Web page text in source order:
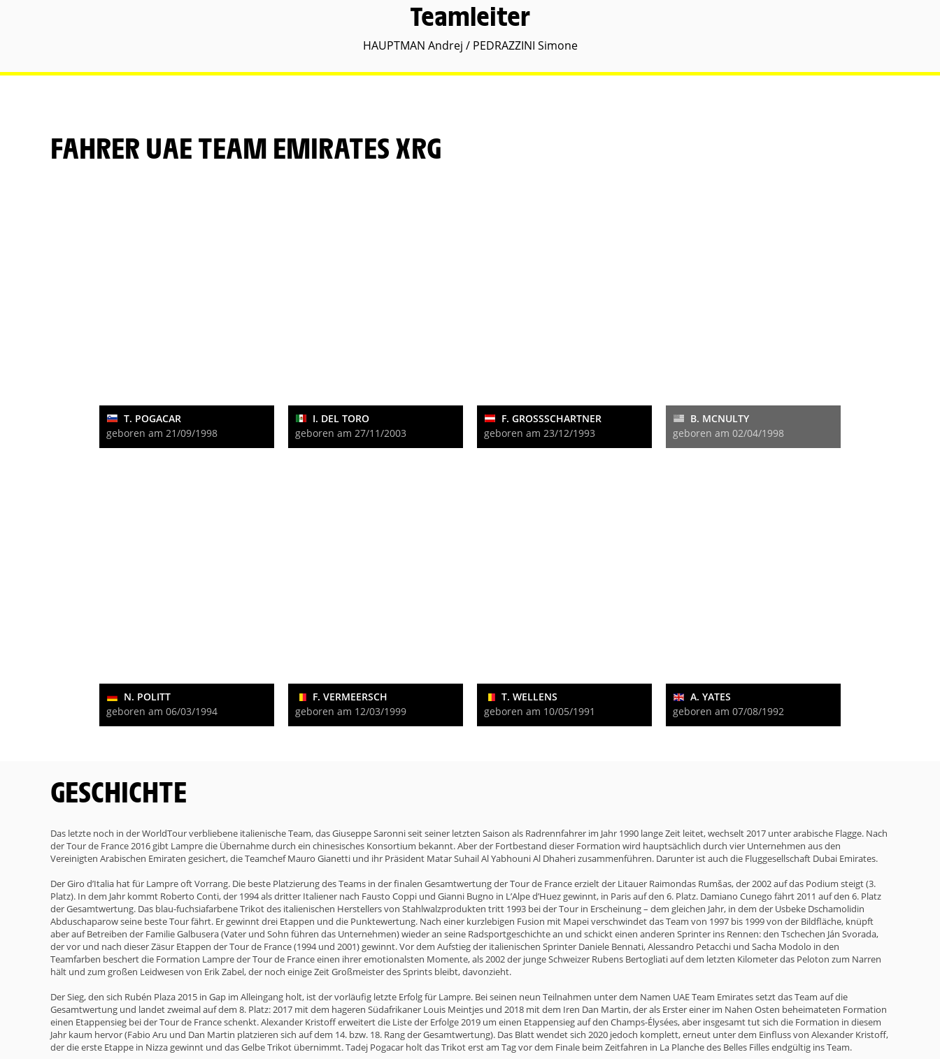
Teamleiter
HAUPTMAN Andrej / PEDRAZZINI Simone
FAHRER UAE TEAM EMIRATES XRG
T. POGACAR
geboren am 21/09/1998
I. DEL TORO
geboren am 27/11/2003
F. GROSSSCHARTNER
geboren am 23/12/1993
B. MCNULTY
geboren am 02/04/1998
N. POLITT
geboren am 06/03/1994
F. VERMEERSCH
geboren am 12/03/1999
T. WELLENS
geboren am 10/05/1991
A. YATES
geboren am 07/08/1992
GESCHICHTE
Das letzte noch in der WorldTour verbliebene italienische Team, das Giuseppe Saronni seit seiner letzten Saison als Radrennfahrer im Jahr 1990 lange Zeit leitet, wechselt 2017 unter arabische Flagge. Nach
der Tour de France 2016 gibt Lampre die Übernahme durch ein chinesisches Konsortium bekannt. Aber der Fortbestand dieser Formation wird hauptsächlich durch vier Unternehmen aus den
Vereinigten Arabischen Emiraten gesichert, die Teamchef Mauro Gianetti und ihr Präsident Matar Suhail Al Yabhouni Al Dhaheri zusammenführen. Darunter ist auch die Fluggesellschaft Dubai Emirates.
Der Giro d’Italia hat für Lampre oft Vorrang. Die beste Platzierung des Teams in der finalen Gesamtwertung der Tour de France erzielt der Litauer Raimondas Rumšas, der 2002 auf das Podium steigt (3.
Platz). In dem Jahr kommt Roberto Conti, der 1994 als dritter Italiener nach Fausto Coppi und Gianni Bugno in L’Alpe d’Huez gewinnt, in Paris auf den 6. Platz. Damiano Cunego fährt 2011 auf den 6. Platz
der Gesamtwertung. Das blau-fuchsiafarbene Trikot des italienischen Herstellers von Stahlwalzprodukten tritt 1993 bei der Tour in Erscheinung – dem gleichen Jahr, in dem der Usbeke Dschamolidin
Abduschaparow seine beste Tour fährt. Er gewinnt drei Etappen und die Punktewertung. Nach einer kurzlebigen Fusion mit Mapei verschwindet das Team von 1997 bis 1999 von der Bildfläche, knüpft
aber auf Betreiben der Familie Galbusera (Vater und Sohn führen das Unternehmen) wieder an seine Radsportgeschichte an und schickt einen anderen Sprinter ins Rennen: den Tschechen Ján Svorada,
der vor und nach dieser Zäsur Etappen der Tour de France (1994 und 2001) gewinnt. Vor dem Aufstieg der italienischen Sprinter Daniele Bennati, Alessandro Petacchi und Sacha Modolo in den
Teamfarben beschert die Formation Lampre der Tour de France einen ihrer emotionalsten Momente, als 2002 der junge Schweizer Rubens Bertogliati auf dem letzten Kilometer das Peloton zum Narren
hält und zum großen Leidwesen von Erik Zabel, der noch einige Zeit Großmeister des Sprints bleibt, davonzieht.
Der Sieg, den sich Rubén Plaza 2015 in Gap im Alleingang holt, ist der vorläufig letzte Erfolg für Lampre. Bei seinen neun Teilnahmen unter dem Namen UAE Team Emirates setzt das Team auf die
Gesamtwertung und landet zweimal auf dem 8. Platz: 2017 mit dem hageren Südafrikaner Louis Meintjes und 2018 mit dem Iren Dan Martin, der als Erster einer im Nahen Osten beheimateten Formation
einen Etappensieg bei der Tour de France schenkt. Alexander Kristoff erweitert die Liste der Erfolge 2019 um einen Etappensieg auf den Champs-Élysées, aber insgesamt tut sich die Formation in diesem
Jahr kaum hervor (Fabio Aru und Dan Martin platzieren sich auf dem 14. bzw. 18. Rang der Gesamtwertung). Das Blatt wendet sich 2020 jedoch komplett, erneut unter dem Einfluss von Alexander Kristoff,
der die erste Etappe in Nizza gewinnt und das Gelbe Trikot übernimmt. Tadej Pogacar holt das Trikot erst am Tag vor dem Finale beim Zeitfahren in La Planche des Belles Filles endgültig ins Team.